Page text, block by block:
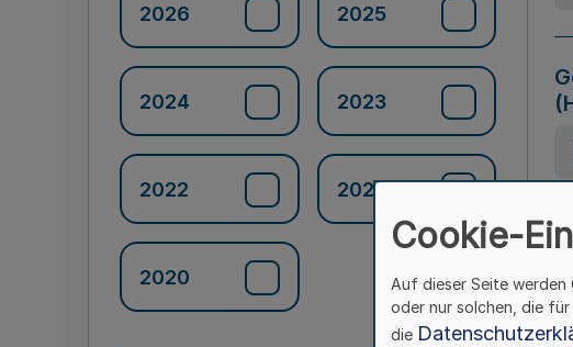
2026 2025
2024 2023
2022 2021
2020
Cookie-
Auf dieser Seite werden
oder nur solchen, die
die